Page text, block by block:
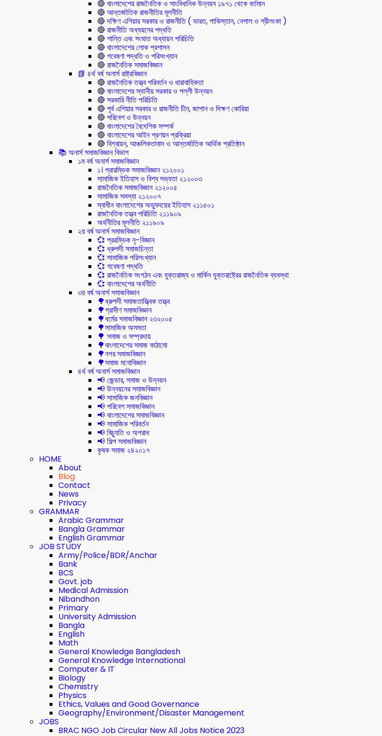
🔴 বাংলাদেশের রাজনৈতিক ও সাংবিধানিক উন্নয়ন ১৯৭১ থেকে বর্তমান
🔴 আন্তর্জাতিক রাজনীতির মূলনীতি
🔴 দক্ষিণ এশিয়ার সরকার ও রাজনীতি ( ভারত, পাকিস্তান, নেপাল ও শ্রীলংকা )
🔴 রাজনীতি অধ্যয়নের পদ্ধতি
🔴 শান্তি এবং সংঘাত অধ্যায়ন পরিচিতি
🔴 বাংলাদেশের লোক প্রশাসন
🔴 গবেষণা পদ্ধতি ও পরিসংখ্যান
🔴 রাজনৈতিক সমাজবিজ্ঞান
📗 ৪র্থ বর্ষ অনার্স রাষ্ট্রবিজ্ঞান
🔴 রাজনৈতিক তত্ত্ব পরিবর্তন ও ধারাবাহিকতা
🔴 বাংলাদেশের স্থানীয় সরকার ও পল্লী উন্নয়ন
🔴 সরকারি নীতি পরিচিতি
🔴 পূর্ব এশিয়ার সরকার ও রাজনীতি চীন, জাপান ও দিক্ষণ কোরিয়া
🔴 পরিবেশ ও উন্নয়ন
🔴 বাংলাদেশের বৈদেশিক সম্পর্ক
🔴 বাংলাদেশের আইন প্রণয়ন প্রক্রিয়া
🔴 বিশ্বায়ন, আঞ্চলিকতাবাদ ও আন্তর্জাতিক আর্থিক প্রতিষ্ঠান
📚 অনার্স সমাজবিজ্ঞান বিভাগ
১ম বর্ষ অনার্স সমাজবিজ্ঞান
১। প্রারম্ভিক সমাজবিজ্ঞান ২১২০০১
সামাজিক ইতিহাস ও বিশ্ব সভ্যতা ২১২০০৩
রাজনৈতিক সমাজবিজ্ঞান ২১২০০৫
সামাজিক সমস্যা ২১২০০৭
স্বাধীন বাংলাদেশের অভ্যুদয়ের ইতিহাস ২১১৫০১
রাজনৈতিক তত্ত্ব পরিচিতি ২১১৯০৯
অর্থনীতির মূলনীতি ২১১৯০৯
২য় বর্ষ অনার্স সমাজবিজ্ঞান
💞 প্ররম্ভিক নৃ-বিজ্ঞান
💞 ধ্রুপদী সমাজচিন্তা
💞 সামাজিক পরিসংখ্যান
💞 গবেষণা পদ্ধতি
💞 রাজনৈতিক সংগঠন এবং যুক্তরাজ্য ও মার্কিন যুক্তরাষ্ট্রের রাজনৈতিক ব্যবস্থা
💞 বাংলাদেশের অর্থনীতি
৩য় বর্ষ অনার্স সমাজবিজ্ঞান
🌳ধ্রুপদী সমাজতাত্ত্বিক তত্ত্ব
🌳গ্রামীণ সমাজবিজ্ঞান
🌳ধর্মের সমাজবিজ্ঞান ২৩২০০৫
🌳সামাজিক অসমতা
🌳 সমাজ ও সম্প্রদায়
🌳বাংলাদেশের সমাজ কাঠামো
🌳নগর সমাজবিজ্ঞান
🌳সমাজ মনোবিজ্ঞান
৪র্থ বর্ষ অনার্স সমাজবিজ্ঞান
📢 জেন্ডার, সমাজ ও উন্নয়ন
📢 উন্নয়নের সমাজবিজ্ঞান
📢 সামাজিক জনবিজ্ঞান
📢 পরিবেশ সমাজবিজ্ঞান
📢 বাংলাদেশের সমাজবিজ্ঞান
📢 সামাজিক পরিবর্তন
📢 বিচ্যুতি ও অপরাধ
📢 শিল্প সমাজবিজ্ঞান
কৃষক সমাজ ২৪২০১৭
HOME
About
Blog
Contact
News
Privacy
GRAMMAR
Arabic Grammar
Bangla Grammar
English Grammar
JOB STUDY
Army/Police/BDR/Anchar
Bank
BCS
Govt. job
Medical Admission
Nibandhon
Primary
University Admission
Bangla
English
Math
General Knowledge Bangladesh
General Knowledge International
Computer & IT
Biology
Chemistry
Physics
Ethics, Values ​​and Good Governance
Geography/Environment/Disaster Management
JOBS
BRAC NGO Job Circular New All Jobs Notice 2023